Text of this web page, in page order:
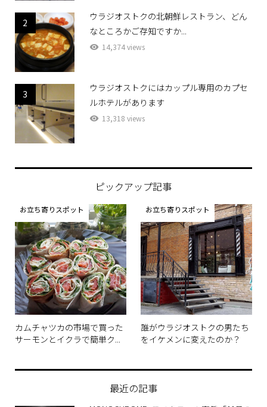
2
ウラジオストクの北朝鮮レストラン、どん
なところかご存知ですか...
14,374 views
3
ウラジオストクにはカップル専用のカプセ
ルホテルがあります
13,318 views
ピックアップ記事
お立ち寄りスポット
カムチャツカの市場で買った
サーモンとイクラで簡単ク...
お立ち寄りスポット
誰がウラジオストクの男たち
をイケメンに変えたのか？
最近の記事